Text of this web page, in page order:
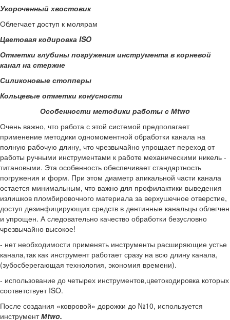
Укороченный хвостовик
Облегчает доступ к молярам
Цветовая кодировка ISO
Отметки глубины погружения инструмента в корневой
канал на стержне
Силиконовые стопперы
Кольцевые отметки конусности
Особенности методики работы с Мtwo
Очень важно, что работа с этой системой предполагает
применение методики одномоментной обработки канала на
полную рабочую длину, что чрезвычайно упрощает переход от
работы ручными инструментами к работе механическими никель -
титановыми. Эта особенность обеспечивает стандартность
погружения и форм. При этом диаметр апикальной части канала
остается минимальным, что важно для профилактики выведения
излишков пломбировочного материала за верхушечное отверстие,
доступ дезинфицирующих средств в дентинные канальцы облегчен
и упрощен. А следовательно качество обработки безусловно
чрезвычайно высокое!
- нет необходимости применять инструменты расширяющие устье
канала,так как инструмент работает сразу на всю длину канала,
(зубосберегающая технология, экономия времени).
- использование до четырех инструментов,цветокодировка которых
соответствует ISO.
После создания «ковровой» дорожки до №10, используется
инструментМtwo.